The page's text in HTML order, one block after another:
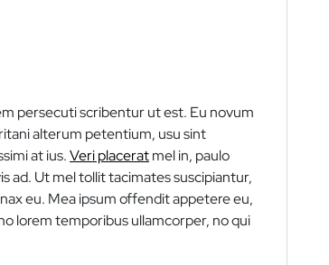
persecuti scribentur ut est. Eu novum
alterum petentium, usu sint
at ius.Veri placeratmel in, paulo
ad. Ut mel tollit tacimates suscipiantur,
eu. Mea ipsum offendit appetere eu,
lorem temporibus ullamcorper, no qui